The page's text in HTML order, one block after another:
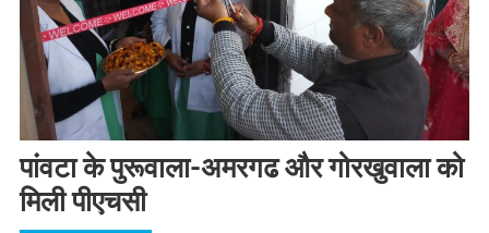
पांवटा के पुरूवाला-अमरगढ और गोरखुवाला को
मिली पीएचसी